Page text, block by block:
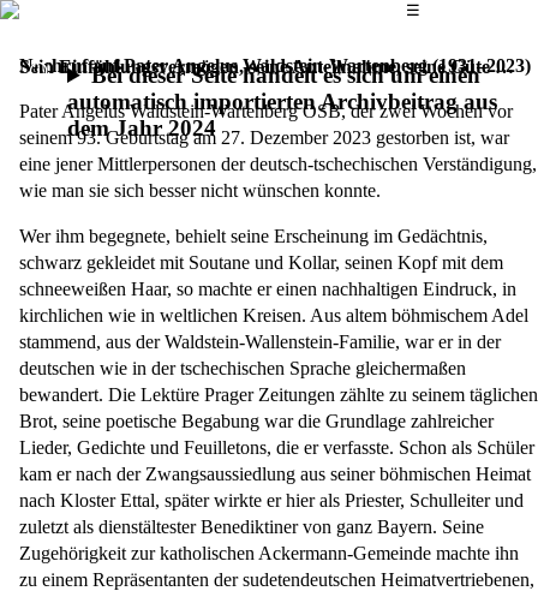
Das
☰
Bei dieser Seite handelt es sich um einen
automatisch importierten Archivbeitrag aus
dem Jahr 2024
Sein Einfühlungsvermögen, seine Anteilnahme, seine Güte …
Nachruf auf Pater Angelus Waldstein-Wartenberg (1931–2023)
Pater Angelus Waldstein-Wartenberg OSB, der zwei Wochen vor
seinem 93. Geburtstag am 27. Dezember 2023 gestorben ist, war
eine jener Mittlerpersonen der deutsch-tschechischen Verständigung,
wie man sie sich besser nicht wünschen konnte.
Wer ihm begegnete, behielt seine Erscheinung im Gedächtnis,
schwarz gekleidet mit Soutane und Kollar, seinen Kopf mit dem
schneeweißen Haar, so machte er einen nachhaltigen Eindruck, in
kirchlichen wie in weltlichen Kreisen. Aus altem böhmischem Adel
stammend, aus der Waldstein-Wallenstein-Familie, war er in der
deutschen wie in der tschechischen Sprache gleichermaßen
bewandert. Die Lektüre Prager Zeitungen zählte zu seinem täglichen
Brot, seine poetische Begabung war die Grundlage zahlreicher
Lieder, Gedichte und Feuilletons, die er verfasste. Schon als Schüler
kam er nach der Zwangsaussiedlung aus seiner böhmischen Heimat
nach Kloster Ettal, später wirkte er hier als Priester, Schulleiter und
zuletzt als dienstältester Benediktiner von ganz Bayern. Seine
Zugehörigkeit zur katholischen Ackermann-Gemeinde machte ihn
zu einem Repräsentanten der sudetendeutschen Heimatvertriebenen,